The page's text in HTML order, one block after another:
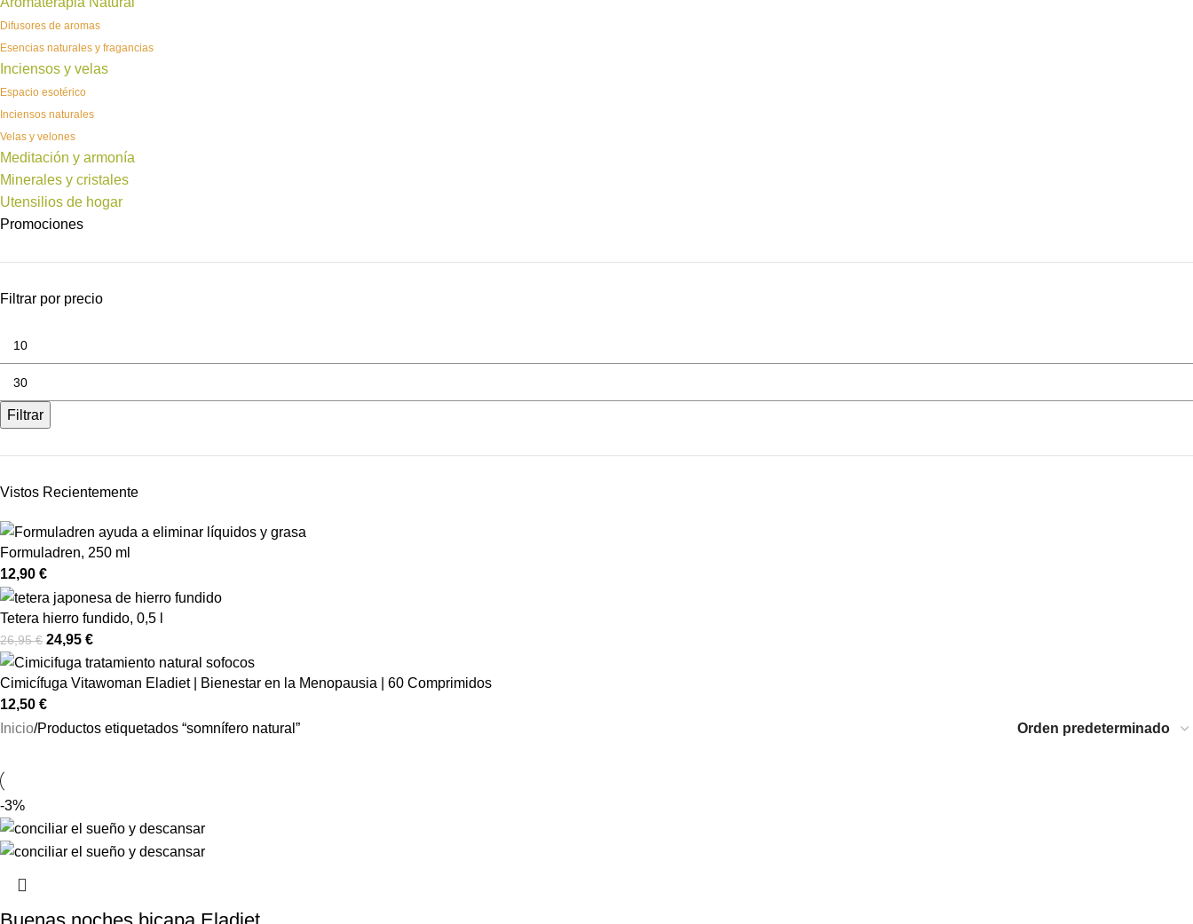
Difusores de aromas
Esencias naturales y fragancias
Inciensos y velas
Espacio esotérico
Inciensos naturales
Velas y velones
Meditación y armonía
Minerales y cristales
Utensilios de hogar
Promociones
Filtrar por precio
Filtrar
Vistos Recientemente
Formuladren, 250 ml
12,90 €
Tetera hierro fundido, 0,5 l
26,95€ 24,95 €
Cimicífuga Vitawoman Eladiet | Bienestar en la Menopausia | 60 Comprimidos
12,50 €
Inicio Productos etiquetados “somnífero natural”
-3%